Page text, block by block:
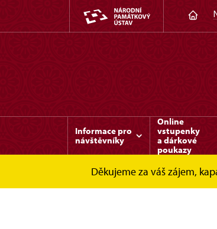
Informace pro
návštěvníky
Online
vstupenky
a dárkové
poukazy
Děkujeme za váš zájem,
Slatiňany Fotogalerie